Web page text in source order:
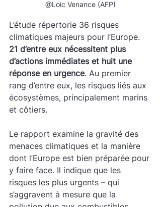
@Loic Venance (AFP)
L’étude répertorie 36 risques
climatiques majeurs pour l’Europe.
21 d’entre eux nécessitent plus
d’actions immédiates et huit une
réponse en urgence. Au premier
rang d’entre eux, les risques liés aux
écosystèmes, principalement marins
et côtiers.
Le rapport examine la gravité des
menaces climatiques et la manière
dont l’Europe est bien préparée pour
y faire face. Il indique que les
risques les plus urgents – qui
s’aggravent à mesure que la